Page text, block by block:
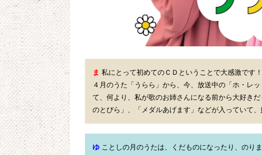
ま 私にとって初めてのＣＤということで大感激です
４月のうた「うらら」から、今、放送中の「ホ・レ
て、何より、私が歌のお姉さんになる前から大好き
のとびら」、「メダルあげます」などが入っていて、
ゆ ことしの月のうたは、くだものになったり、のり